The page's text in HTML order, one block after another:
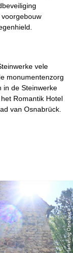
vele
monumentenzorg
in de Steinwerke
Romantik Hotel
van Osnabrück.